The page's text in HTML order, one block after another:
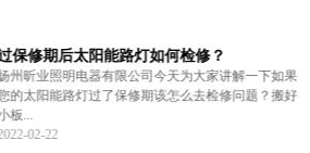
保修期后太阳能路灯如何检修？
州昕业照明电器有限公司今天为大家讲解一下如果
的太阳能路灯过了保修期该怎么去检修问题？搬好
板...
02-22